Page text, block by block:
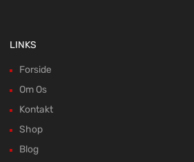
LINKS
Forside
Om Os
Kontakt
Shop
Blog